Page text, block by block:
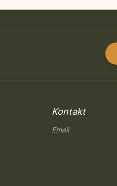
Kontakt
Email